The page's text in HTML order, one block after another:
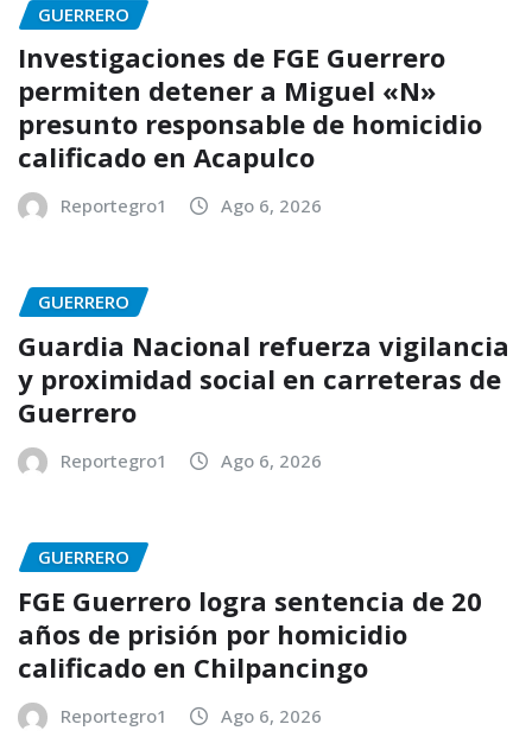
GUERRERO
Investigaciones de FGE Guerrero
permiten detener a Miguel «N»
presunto responsable de homicidio
calificado en Acapulco
Reportegro1 Ago 6, 2026
GUERRERO
Guardia Nacional refuerza vigilancia
y proximidad social en carreteras de
Guerrero
Reportegro1 Ago 6, 2026
GUERRERO
FGE Guerrero logra sentencia de 20
años de prisión por homicidio
calificado en Chilpancingo
Reportegro1 Ago 6, 2026